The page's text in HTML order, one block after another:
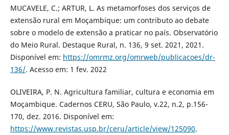
MUCAVELE, C.; ARTUR, L. As metamorfoses dos serviços de
extensão rural em Moçambique: um contributo ao debate
sobre o modelo de extensão a praticar no país. Observatório
do Meio Rural. Destaque Rural, n. 136, 9 set. 2021, 2021.
Disponível em: https://omrmz.org/omrweb/publicacoes/dr-
136/. Acesso em: 1 fev. 2022
OLIVEIRA, P. N. Agricultura familiar, cultura e economia em
Moçambique. Cadernos CERU, São Paulo, v.22, n.2, p.156-
170, dez. 2016. Disponível em:
https://www.revistas.usp.br/ceru/article/view/125090.